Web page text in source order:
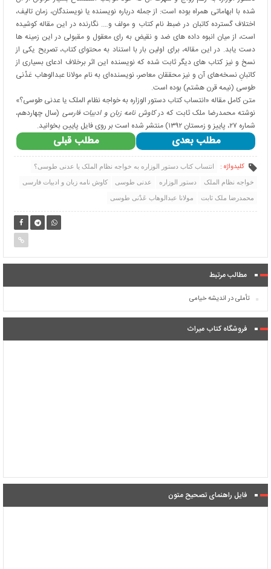
شده با ابهاماتی همراه بوده است: از جمله درباره نویسنده یا نویسندگان، زمان تالیف،
اختلاف گسترده کاتبان در ضبط نام کتاب و مولف و…. نگارنده در این مقاله کوشیده
است، از میان انبوه داده های ضد و نقیض به رای معقول و مقبولی در این زمینه ها
دست یابد. در این مقاله، برای اولین بار با استناد به محتوای کتاب، تصریح یکی از
نسخ و نیز کتاب های دیگر ثابت شده که نویسنده این اثر برخلاف ادعای بسیاری از
کاتبانِ نسخه‌های آن و نیز محققان معاصر، نویسنده‌ای به نام مولانا عبدالوهاب عَدْنی
طوسی (نیمه قرن هشتم) بوده است.
متن کامل مقاله «انتساب کتاب دستور الوزاره به خواجه نظام الملک یا عدنی طوسی؟»
نوشته محمدرضا ملک ثابت که درکاوش نامه زبان و ادبیات فارسی (سال چهاردهم،
شماره ۲۷، پاییز و زمستان ۱۳۹۲) منتشر شده است بر روی فایل پایین بخوانید.
مطلب قبلی مطلب بعدی
کلیدواژه : انتساب كتاب دستور الوزاره به خواجه نظام الملک یا عدنی طوسی؟
خواجه نظام الملک دستور الوزاره عدنی طوسی کاوش نامه زبان و ادبیات فارسی
محمدرضا ملک ثابت مولانا عبدالوهاب عَدْنی طوسی
مطالب مرتبط
تأملی در اندیشه خیامی
فروشگاه کتاب میراث
فایل راهنمای تصحیح متون